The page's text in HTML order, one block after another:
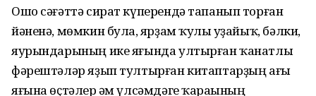
Ошо сәғәттә сират кү­перендә тапанып торған
йәненә, мөмкин булһа, ярҙам ҡулы һуҙайыҡ, бәлки,
яурындарының ике яғында ултырған ҡанатлы
фәрештәләр яҙып тултырған китаптарҙың ағы
яғына өҫтәлер һәм үлсәмдәге ҡараһының